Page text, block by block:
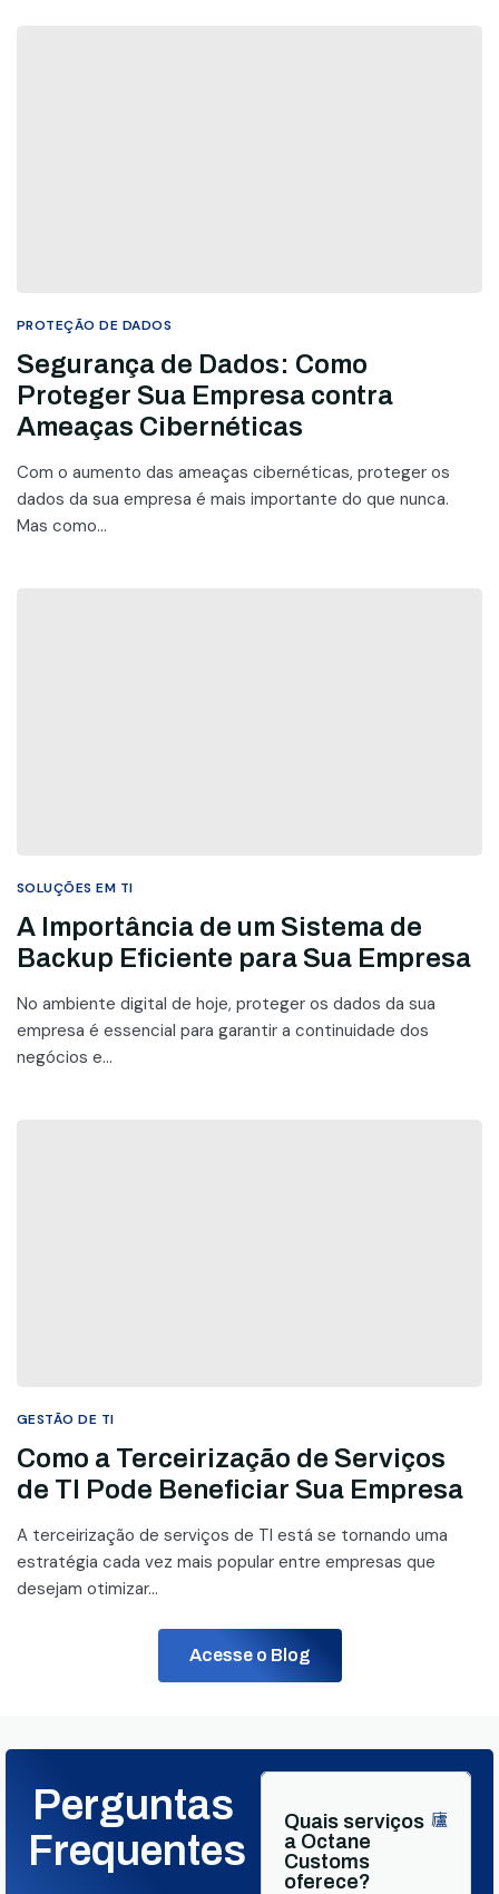
PROTEÇÃO DE DADOS
Segurança de Dados: Como
Proteger Sua Empresa contra
Ameaças Cibernéticas
Com o aumento das ameaças cibernéticas, proteger os
dados da sua empresa é mais importante do que nunca.
Mas como...
SOLUÇÕES EM TI
A Importância de um Sistema de
Backup Eficiente para Sua Empresa
No ambiente digital de hoje, proteger os dados da sua
empresa é essencial para garantir a continuidade dos
negócios e...
GESTÃO DE TI
Como a Terceirização de Serviços
de TI Pode Beneficiar Sua Empresa
A terceirização de serviços de TI está se tornando uma
estratégia cada vez mais popular entre empresas que
desejam otimizar...
Acesse o Blog
Perguntas
Frequentes
Quais serviços
a Octane
Customs
oferece?